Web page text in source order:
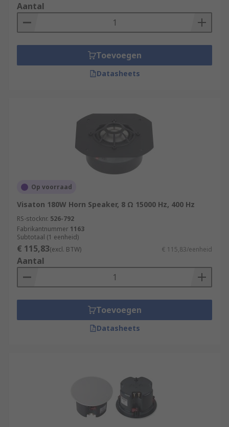
Aantal
Toevoegen
Datasheets
Op voorraad
Visaton 180W Horn Speaker, 8 Ω 15000 Hz, 400 Hz
RS-stocknr. 526-792
Fabrikantnummer 1163
Subtotaal (1 eenheid)
€ 115,83(excl. BTW) € 115,83/eenheid
Aantal
Toevoegen
Datasheets